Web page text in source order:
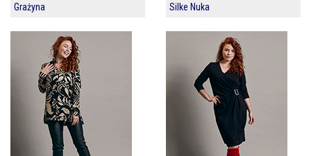
Grażyna Silke Nuka